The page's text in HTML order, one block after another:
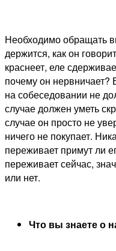
Необходимо обращать
держится, как он
краснеет, еле
почему он
на собеседовании не
случае должен уметь
случае он просто не
ничего не покупает.
переживает примут ли
переживает сейчас,
или нет.
Что вы знаете о